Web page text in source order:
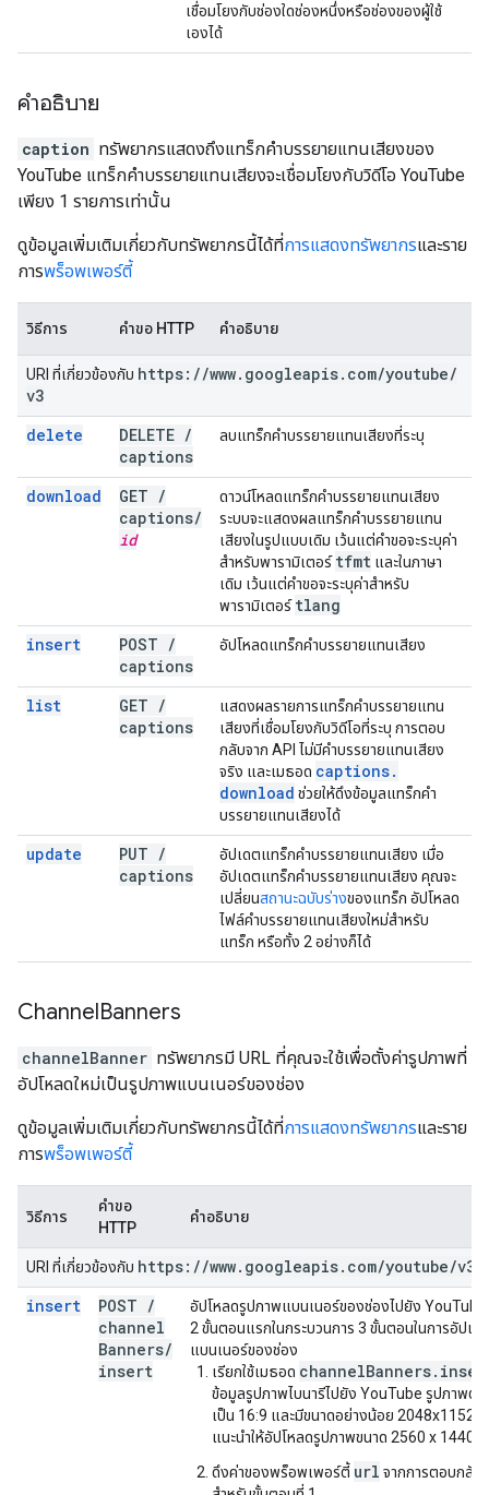
เชื่อมโยงกับช่องใดช่องหนึ่งหรือช่องของผู้ใช้
เองได้
คำอธิบาย
caption ทรัพยากรแสดงถึงแทร็กคำบรรยายแทนเสียงของ
YouTube แทร็กคำบรรยายแทนเสียงจะเชื่อมโยงกับวิดีโอ YouTube
เพียง 1 รายการเท่านั้น
ดูข้อมูลเพิ่มเติมเกี่ยวกับทรัพยากรนี้ได้ที่การแสดงทรัพยากรและราย
การพร็อพเพอร์ตี้
วิธีการ คำขอ HTTP คำอธิบาย
URI ที่เกี่ยวข้องกับ https: //www. googleapis. com/youtube/
v3
delete
DELETE /
captions
ลบแทร็กคำบรรยายแทนเสียงที่ระบุ
download GET /
captions/
id
ดาวน์โหลดแทร็กคำบรรยายแทนเสียง
ระบบจะแสดงผลแทร็กคำบรรยายแทน
เสียงในรูปแบบเดิม เว้นแต่คำขอจะระบุค่า
สำหรับพารามิเตอร์tfmt และในภาษา
เดิม เว้นแต่คำขอจะระบุค่าสำหรับ
พารามิเตอร์tlang
insert
POST /
captions
อัปโหลดแทร็กคำบรรยายแทนเสียง
list GET /
captions
แสดงผลรายการแทร็กคำบรรยายแทน
เสียงที่เชื่อมโยงกับวิดีโอที่ระบุ การตอบ
กลับจาก API ไม่มีคำบรรยายแทนเสียง
จริง และเมธอด captions.
download ช่วยให้ดึงข้อมูลแทร็กคำ
บรรยายแทนเสียงได้
update PUT /
captions
อัปเดตแทร็กคำบรรยายแทนเสียง เมื่อ
อัปเดตแทร็กคำบรรยายแทนเสียง คุณจะ
เปลี่ยนสถานะฉบับร่างของแทร็ก อัปโหลด
ไฟล์คำบรรยายแทนเสียงใหม่สำหรับ
แทร็ก หรือทั้ง 2 อย่างก็ได้
ChannelBanners
channelBanner ทรัพยากรมี URL ที่คุณจะใช้เพื่อตั้งค่ารูปภาพที่
อัปโหลดใหม่เป็นรูปภาพแบนเนอร์ของช่อง
ดูข้อมูลเพิ่มเติมเกี่ยวกับทรัพยากรนี้ได้ที่การแสดงทรัพยากรและราย
การพร็อพเพอร์ตี้
วิธีการ
คำขอ
HTTP
คำอธิบาย
URI ที่เกี่ยวข้องกับ https: //www. googleapis. com/youtube/v3
insert
POST /
channel
Banners/
insert
อัปโหลดรูปภาพแบนเนอร์ของช่องไปยัง
2 ขั้นตอนแรกในกระบวนการ 3 ขั้นตอนในการอัปเด
แบนเนอร์ของช่อง
เรียกใช้เมธอด
ข้อมูลรูปภาพไบนารีไปยัง YouTube รูปภาพต้
เป็น 16:9 และมีขนาดอย่างน้อย 2048x1152 พิ
แนะนำให้อัปโหลดรูปภาพขนาด 2560 x 1440
ดึงค่าของพร็อพเพอร์ตี้ url จากการตอบกลับ